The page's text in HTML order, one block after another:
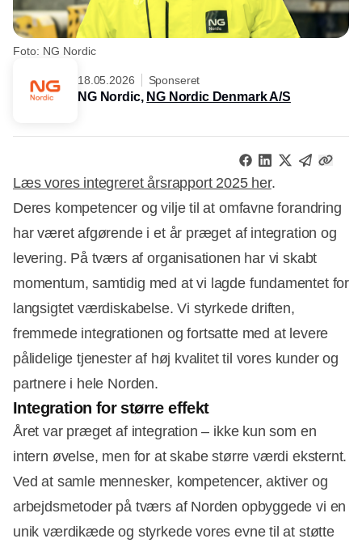
Foto: NG Nordic
18.05.2026 Sponseret
NG Nordic, NG Nordic Denmark A/S
Læs vores integreret årsrapport 2025 her.
Deres kompetencer og vilje til at omfavne forandring
har været afgørende i et år præget af integration og
levering. På tværs af organisationen har vi skabt
momentum, samtidig med at vi lagde fundamentet for
langsigtet værdiskabelse. Vi styrkede driften,
fremmede integrationen og fortsatte med at levere
pålidelige tjenester af høj kvalitet til vores kunder og
partnere i hele Norden.
Integration for større effekt
Året var præget af integration – ikke kun som en
intern øvelse, men for at skabe større værdi eksternt.
Ved at samle mennesker, kompetencer, aktiver og
arbejdsmetoder på tværs af Norden opbyggede vi en
unik værdikæde og styrkede vores evne til at støtte